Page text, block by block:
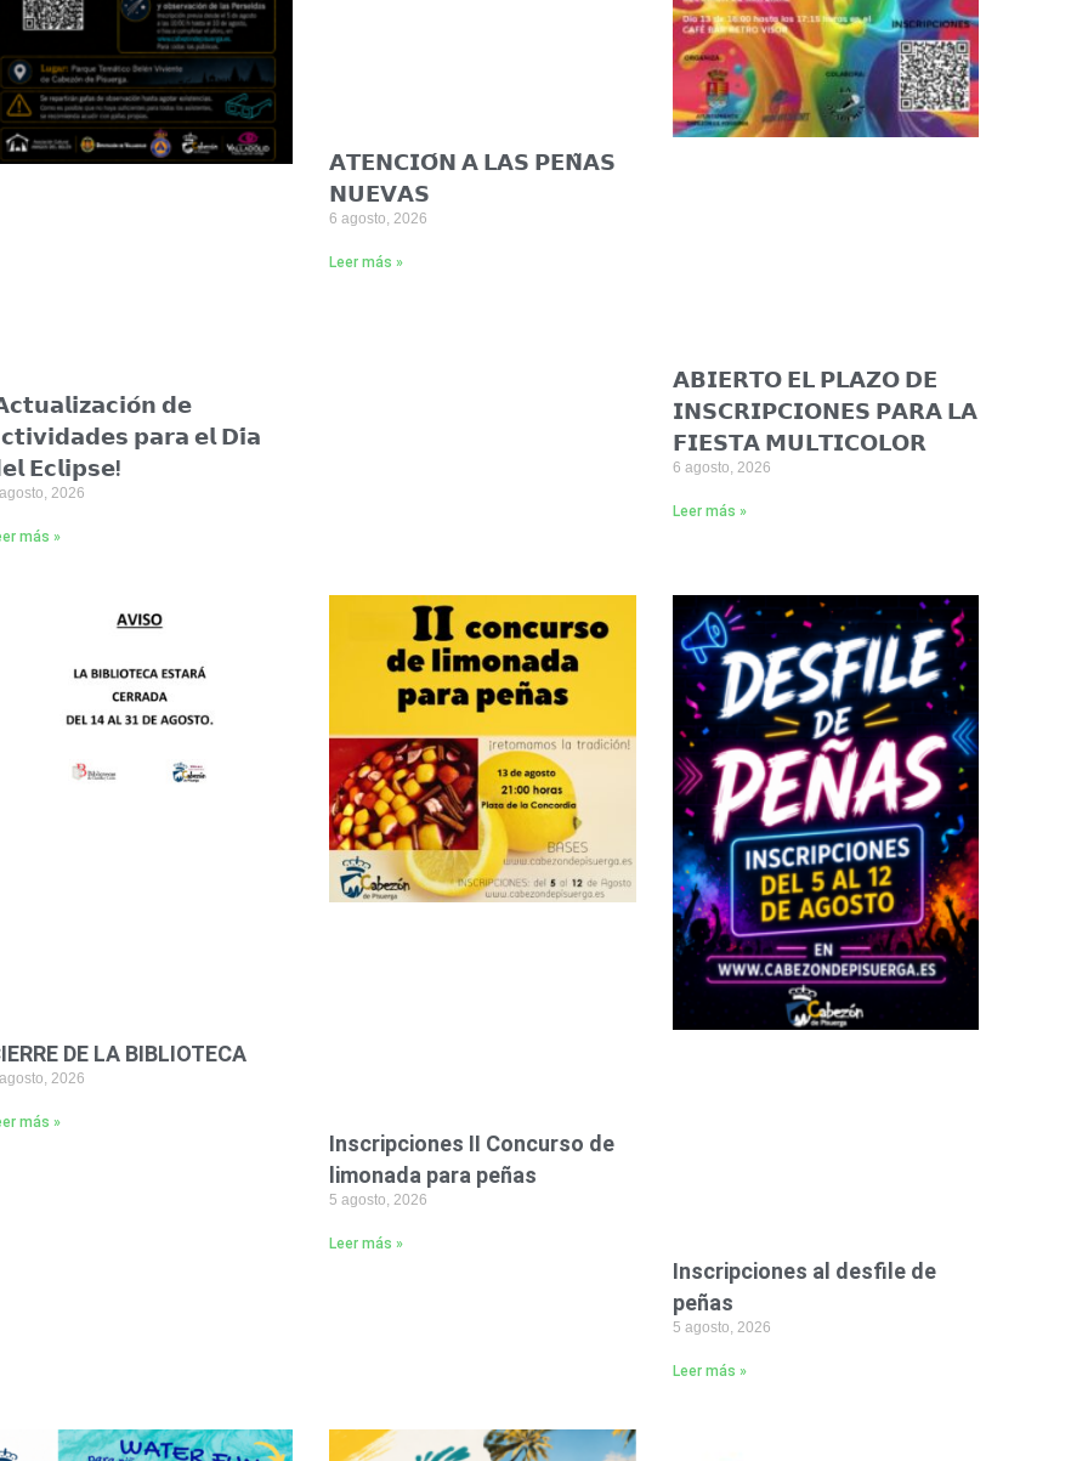
𝗱𝗲
𝗽𝗮𝗿𝗮 𝗲𝗹 𝗗𝗶́𝗮
𝗘𝗰𝗹𝗶𝗽𝘀𝗲!
2026
más »
𝗔𝗧𝗘𝗡𝗖𝗜𝗢́𝗡 𝗔 𝗟𝗔𝗦 𝗣𝗘𝗡̃𝗔𝗦
𝗡𝗨𝗘𝗩𝗔𝗦
6 agosto, 2026
Leer más »
𝗔𝗕𝗜𝗘𝗥𝗧𝗢 𝗘𝗟 𝗣𝗟𝗔𝗭𝗢 𝗗𝗘
𝗜𝗡𝗦𝗖𝗥𝗜𝗣𝗖𝗜𝗢𝗡𝗘𝗦 𝗣𝗔𝗥𝗔 𝗟𝗔
𝗙𝗜𝗘𝗦𝗧𝗔 𝗠𝗨𝗟𝗧𝗜𝗖𝗢𝗟𝗢𝗥
6 agosto, 2026
Leer más »
DE LA BIBLIOTECA
2026
más »
Inscripciones II Concurso de
limonada para peñas
5 agosto, 2026
Leer más »
Inscripciones al desfile de
peñas
5 agosto, 2026
Leer más »